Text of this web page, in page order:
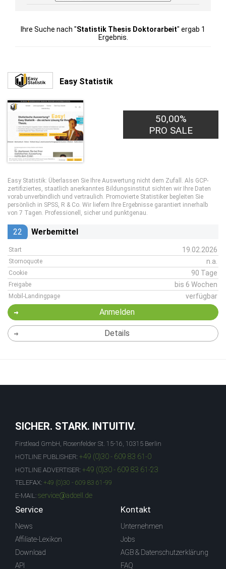
Ihre Suche nach "Statistik Thesis Doktorarbeit" ergab 1
Ergebnis.
Easy Statistik
50,00%
PRO SALE
Easy Statistik: Überlassen Sie Ihre Auswertung nicht dem Zufall. Als GCP-
zertifiziertes, staatlich anerkanntes Bildungsinstitut sichten wir Ihre Daten
vorab unverbindlich und vertraulich. Promovierte Statistiker begleiten Sie
persönlich in SPSS, R & Co. Wir liefern Ihre Ergebnisse garantiert innerhalb
von 7 Tagen. Professionell, sicher und punktgenau.
22 Werbemittel
Start 19.02.2026
Stornoquote n.a.
Cookie 90 Tage
Freigabe bis 6 Wochen
Mobil-Landingpage verfügbar
Anmelden
Details
SICHER. STARK. INTUITIV.
Firstlead GmbH, Rosenfelder St. 15-16, 10315 Berlin
HOTLINE PUBLISHER: +49 (0)30 - 609 83 61-0
HOTLINE ADVERTISER: +49 (0)30 - 609 83 61-23
TELEFAX: +49 (0)30 - 609 83 61-99
E-MAIL: service@adcell.de
Service
News
Affiliate-Lexikon
Download
API
Kontakt
Unternehmen
Jobs
AGB & Datenschutzerklärung
FAQ